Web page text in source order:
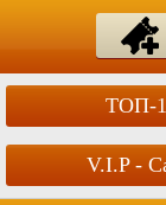
ТОП-
V.I.P -